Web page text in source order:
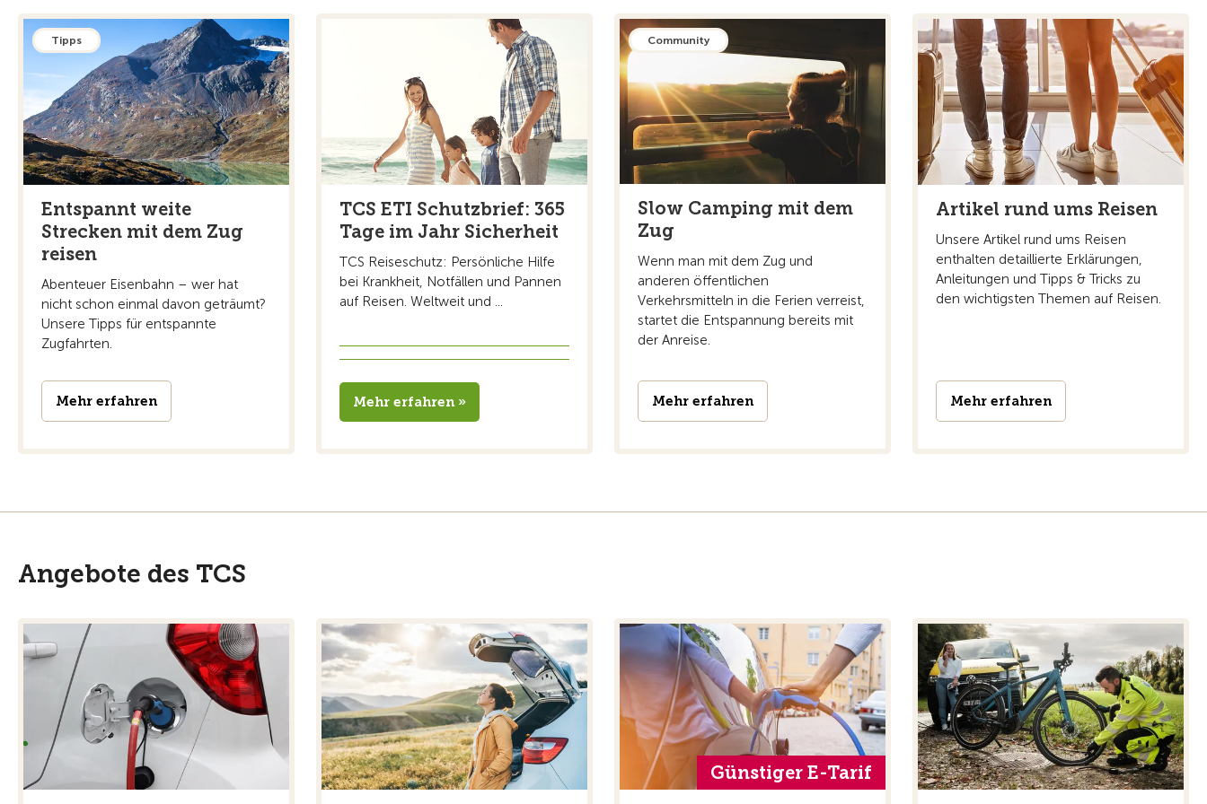
Tipps
Entspannt weite
Strecken mit dem Zug
reisen
Abenteuer Eisenbahn – wer hat
nicht schon einmal davon geträumt?
Unsere Tipps für entspannte
Zugfahrten.
Mehr erfahren
TCS ETI Schutzbrief: 365
Tage im Jahr Sicherheit
TCS Reiseschutz: Persönliche Hilfe
bei Krankheit, Notfällen und Pannen
auf Reisen. Weltweit und ...
Mehr erfahren »
Community
Slow Camping mit dem
Zug
Wenn man mit dem Zug und
anderen öffentlichen
Verkehrsmitteln in die Ferien verreist,
startet die Entspannung bereits mit
der Anreise.
Mehr erfahren
Artikel rund ums Reisen
Unsere Artikel rund ums Reisen
enthalten detaillierte Erklärungen,
Anleitungen und Tipps & Tricks zu
den wichtigsten Themen auf Reisen.
Mehr erfahren
Angebote des TCS
Günstiger E-Tarif